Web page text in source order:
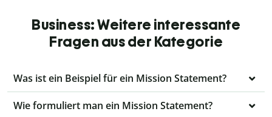
Business: Weitere interessante
Fragen aus der Kategorie
Was ist ein Beispiel für ein Mission Statement?
Wie formuliert man ein Mission Statement?